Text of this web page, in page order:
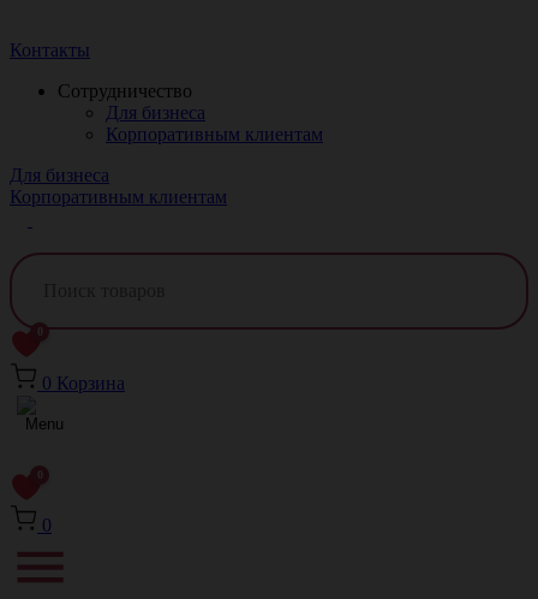
Контакты
Сотрудничество
Для бизнеса
Корпоративным клиентам
Для бизнеса
Корпоративным клиентам
0
0 Корзина
0
0